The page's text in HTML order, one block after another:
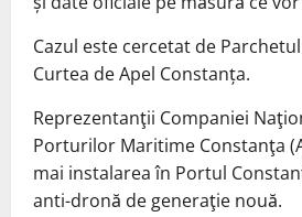
Cazul este cercetat de
Curtea de Apel Constanța.
Reprezentanţii Companiei
Porturilor Maritime Constanţa
mai instalarea în Portul
anti-dronă de generaţie nouă.